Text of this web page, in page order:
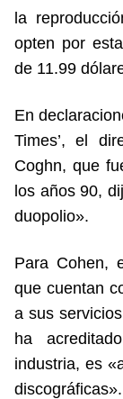
la
opten por
de 11.99
En
Times’, el
Coghn, que
los años 90,
duopolio».
Para Cohen,
que cuentan
a sus
ha
industria, es